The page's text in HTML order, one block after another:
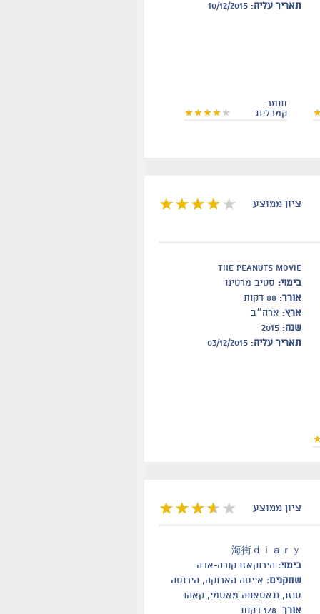
תאריך עליה: 10/12/2015
תומר
קמרלינג
ציון ממוצע
The Peanuts Movie
בימוי: סטיב מרטינו
אורך: 88 דקות
ארץ: ארה״ב
שנה: 2015
תאריך עליה: 03/12/2015
ציון ממוצע
海街ｄｉａｒｙ
בימוי: הירוקאזו קורה-אדה
שחקנים: אייסה הארוקה, הירוסה
סוזו, נגאסאווה מאסמי, קאהו
אורך: 128 דקות